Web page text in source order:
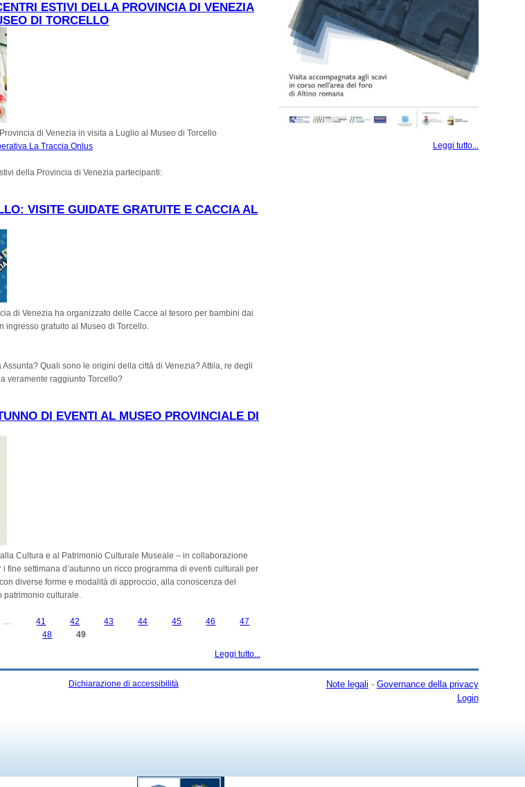
ESTIVI DELLA PROVINCIA DI VENEZIA
DI TORCELLO
di Venezia in visita a Luglio al Museo di Torcello
La Traccia Onlus
della Provincia di Venezia partecipanti:
VISITE GUIDATE GRATUITE E CACCIA AL
di Venezia ha organizzato delle Cacce al tesoro per bambini dai
ingresso gratuito al Museo di Torcello.
Quali sono le origini della città di Venezia? Attila, re degli
veramente raggiunto Torcello?
DI EVENTI AL MUSEO PROVINCIALE DI
Cultura e al Patrimonio Culturale Museale – in collaborazione
fine settimana d’autunno un ricco programma di eventi culturali per
diverse forme e modalità di approccio, alla conoscenza del
patrimonio culturale.
… 41 42 43 44 45 46
47
48
49
Leggi tutto...
Leggi tutto...
Dichiarazione di accessibilità Note legali - Governance della privacy
Login